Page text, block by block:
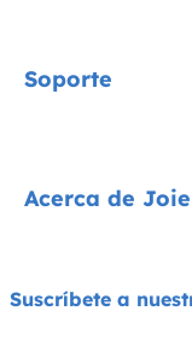
Cochecitos
Columpios y
Soporte
Acerca de Joie
Quiénes
Suscríbete a